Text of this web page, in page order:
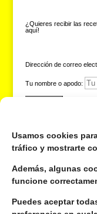
Usamos cookies
tráfico y mostrarte
Además, algunas
funcione
Puedes aceptar
¿Quieres recibir las
aquí!
Dirección de correo
Tu nombre o apodo:
Si te